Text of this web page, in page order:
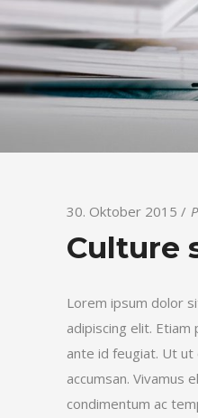
30. Oktober 2015
Culture
Lorem ipsum dolor
adipiscing elit. Etiam
ante id feugiat. Ut
accumsan. Vivamus
condimentum ac